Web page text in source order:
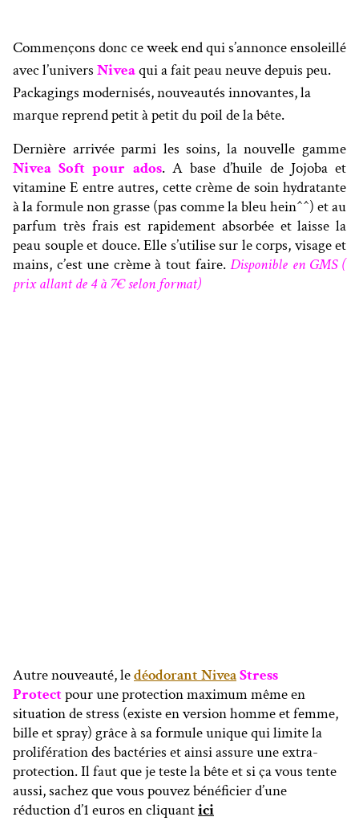
Commençons donc ce week end qui s’annonce ensoleillé
avec l’univers Niveaqui a fait peau neuve depuis peu.
Packagings modernisés, nouveautés innovantes, la
marque reprend petit à petit du poil de la bête.
Dernière arrivée parmi les soins, la nouvelle gamme
Nivea Soft pour ados. A base d’huile de Jojoba et
vitamine E entre autres, cette crème de soin hydratante
à la formule non grasse (pas comme la bleu hein^^) et au
parfum très frais est rapidement absorbée et laisse la
peau souple et douce. Elle s’utilise sur le corps, visage et
mains, c’est une crème à tout faire.Disponible en GMS (
prix allant de 4 à 7€ selon format)
Autre nouveauté, ledéodorant NiveaStress
Protectpour une protection maximum même en
situation de stress (existe en version homme et femme,
bille et spray) grâce à sa formule unique qui limite la
prolifération des bactéries et ainsi assure une extra-
protection. Il faut que je teste la bête et si ça vous tente
aussi, sachez que vous pouvez bénéficier d’une
réduction d’1 euros en cliquantici